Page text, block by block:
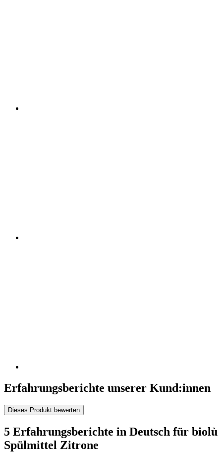
Erfahrungsberichte unserer Kund:innen
Dieses Produkt bewerten
5 Erfahrungsberichte in Deutsch für biolù
Spülmittel Zitrone